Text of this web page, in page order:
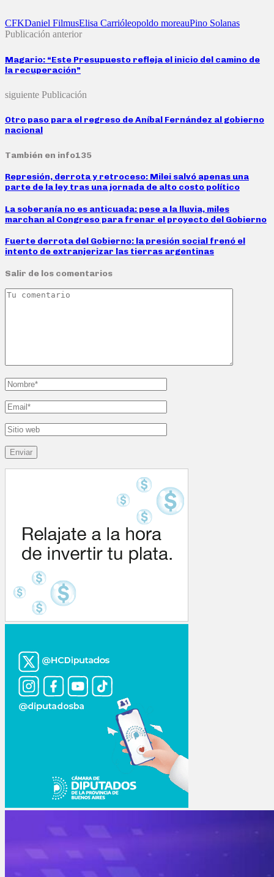
CFKDaniel FilmusElisa Carrióleopoldo moreauPino Solanas
Publicación anterior
Magario: “Este Presupuesto refleja el inicio del camino de
la recuperación”
siguiente Publicación
Otro paso para el regreso de Aníbal Fernández al gobierno
nacional
También en info135
Represión, derrota y retroceso: Milei salvó apenas una
parte de la ley tras una jornada de alto costo político
La soberanía no es anticuada: pese a la lluvia, miles
marchan al Congreso para frenar el proyecto del Gobierno
Fuerte derrota del Gobierno: la presión social frenó el
intento de extranjerizar las tierras argentinas
Salir de los comentarios